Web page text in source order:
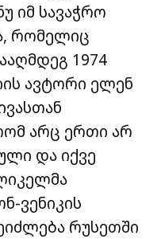
იმ სავაჭრო
რომელიც
1974
ავტორი ელენ
არც ერთი არ
და იქვე
ვენიკის
რუსეთში